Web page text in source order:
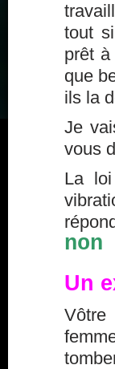
tout
prêt
que
ils la
Je
vous
La
Un